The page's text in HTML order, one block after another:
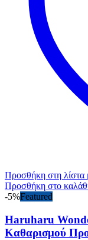
Προσθήκη στη λίστα
Προσθήκη στο
-5%Featured
Haruharu
Καθαρισμού